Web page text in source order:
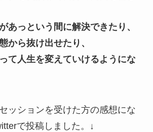
あっという間に解決できたり、
から抜け出せたり、
て人生を変えていけるようにな
ッションを受けた方の感想にな
で投稿しました。↓